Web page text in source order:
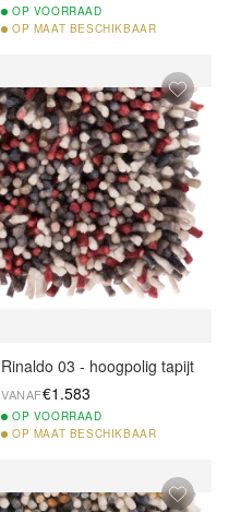
OP VOORRAAD
OP MAAT BESCHIKBAAR
Rinaldo 03 - hoogpolig tapijt
VANAF€1.583
OP VOORRAAD
OP MAAT BESCHIKBAAR